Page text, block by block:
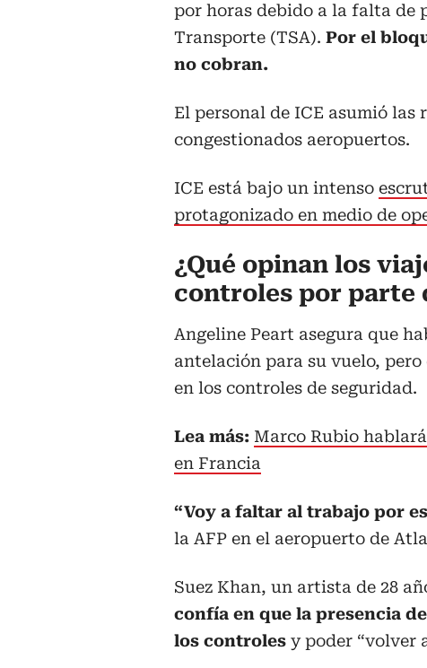
por horas debido a la falta de
Transporte (TSA). Por el
no cobran.
El personal de ICE asumió las
congestionados aeropuertos.
ICE está bajo un intenso
protagonizado en medio de
¿Qué opinan los
controles por parte
Angeline Peart asegura que
antelación para su vuelo,
en los controles de seguridad.
Lea más: Marco Rubio
en Francia
“Voy a faltar al trabajo por
la AFP en el aeropuerto de
Suez Khan, un artista de 28
confía en que la presencia
los controles y poder “volver